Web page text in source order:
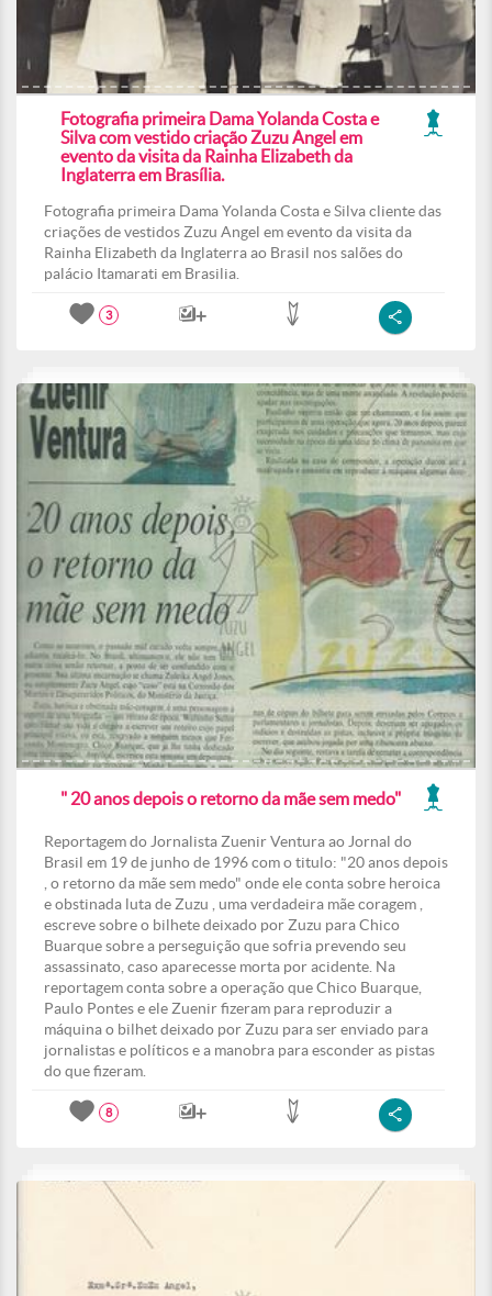
Fotografia primeira Dama Yolanda Costa e
Silva com vestido criação Zuzu Angel em
evento da visita da Rainha Elizabeth da
Inglaterra em Brasília.
Fotografia primeira Dama Yolanda Costa e Silva cliente das
criações de vestidos Zuzu Angel em evento da visita da
Rainha Elizabeth da Inglaterra ao Brasil nos salões do
palácio Itamarati em Brasilia.
3
" 20 anos depois o retorno da mãe sem medo"
Reportagem do Jornalista Zuenir Ventura ao Jornal do
Brasil em 19 de junho de 1996 com o titulo: "20 anos depois
, o retorno da mãe sem medo" onde ele conta sobre heroica
e obstinada luta de Zuzu , uma verdadeira mãe coragem ,
escreve sobre o bilhete deixado por Zuzu para Chico
Buarque sobre a perseguição que sofria prevendo seu
assassinato, caso aparecesse morta por acidente. Na
reportagem conta sobre a operação que Chico Buarque,
Paulo Pontes e ele Zuenir fizeram para reproduzir a
máquina o bilhet deixado por Zuzu para ser enviado para
jornalistas e políticos e a manobra para esconder as pistas
do que fizeram.
8